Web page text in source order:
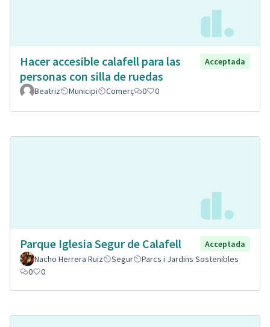
Hacer accesible calafell para las
personas con silla de ruedas
Acceptada
Beatriz Municipi Comerç 0 0
Parque Iglesia Segur de Calafell
Acceptada
Nacho Herrera Ruiz
Segur
Parcs i Jardins Sostenibles
0
0